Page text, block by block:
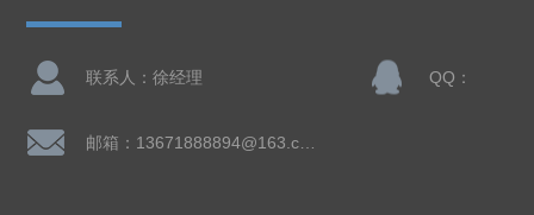
联系人：徐经理 QQ：